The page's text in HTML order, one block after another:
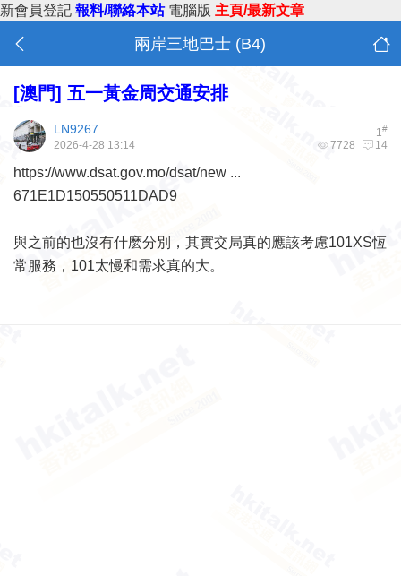
新會員登記 報料/聯絡本站 電腦版 主頁/最新文章
兩岸三地巴士 (B4)
[澳門] 五一黃金周交通安排
1#
LN9267
7728 14
2026-4-28 13:14
https://www.dsat.gov.mo/dsat/new ...
671E1D150550511DAD9
與之前的也沒有什麽分別，其實交局真的應該考慮101XS恆
常服務，101太慢和需求真的大。